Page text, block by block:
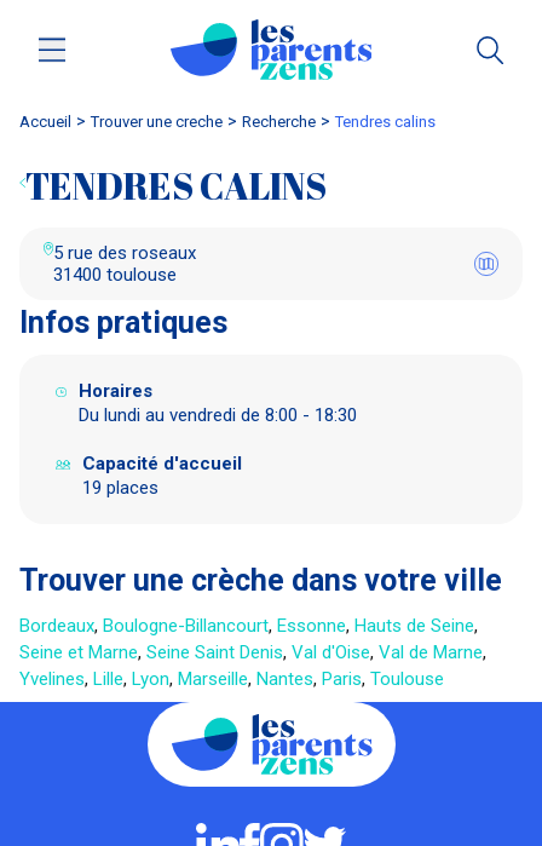
Accueil trouver une creche Recherche tendres calins
TENDRES CALINS
5 rue des roseaux
31400 toulouse
Infos pratiques
Horaires
Du lundi au vendredi de 8:00 - 18:30
Capacité d'accueil
19 places
Trouver une crèche dans votre ville
Bordeaux, Boulogne-Billancourt, Essonne, Hauts de Seine,
Seine et Marne, Seine Saint Denis, Val d'Oise, Val de Marne,
Yvelines, Lille, Lyon, Marseille, Nantes, Paris, Toulouse